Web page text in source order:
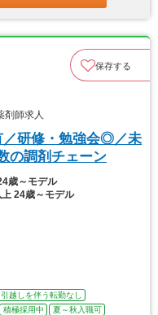
保存する
師求人
／研修・勉強会◎／未
の調剤チェーン
歳～モデル
上 24歳～モデル
越しを伴う転勤なし
積極採用中 夏～秋入職可